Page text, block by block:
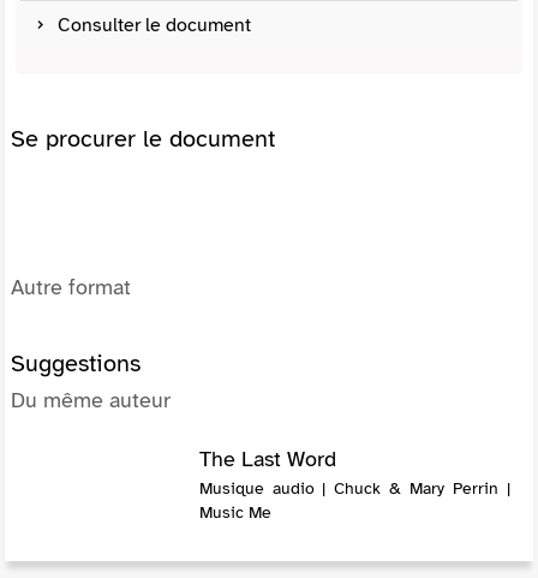
Consulter le document
Se procurer le document
Autre format
Suggestions
Du même auteur
The Last Word
Musique audio | Chuck & Mary Perrin |
Music Me